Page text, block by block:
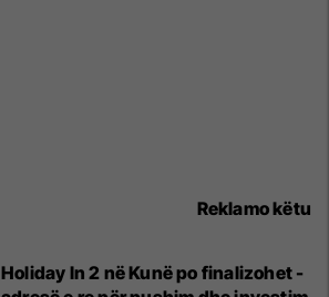
Reklamo këtu
Holiday In 2 në Kunë po finalizohet -